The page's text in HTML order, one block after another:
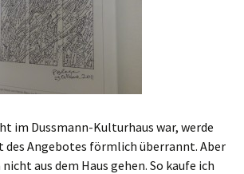
im Dussmann-Kulturhaus war, werde
des Angebotes förmlich überrannt. Aber
aus dem Haus gehen. So kaufe ich